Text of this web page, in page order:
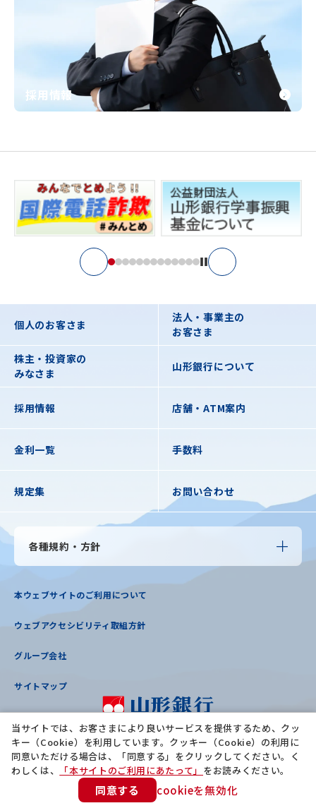
当サイトでは、お客さまにより良いサービスを提供するため、クッ
キー（Cookie）を利用しています。クッキー（Cookie）の利用に
同意いただける場合は、「同意する」をクリックしてください。く
わしくは、
「本サイトのご利用にあたって」 をお読みください。
同意する cookieを無効化
採用情報
個人のお客さま
法人・事業主の
お客さま
株主・投資家の
みなさま
山形銀行について
採用情報 店舗・ATM案内
金利一覧 手数料
規定集 お問い合わせ
各種規約・方針
登録金融機関：東北財務局長（登金）第12号
加入協会：日本証券業協会
本ウェブサイトのご利用について
ウェブアクセシビリティ取組方針
グループ会社
サイトマップ
The Yamagata Bank, Ltd. All rights reserved.